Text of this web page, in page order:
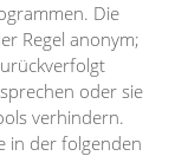
Die
Regel anonym;
oder sie
verhindern.
in der folgenden